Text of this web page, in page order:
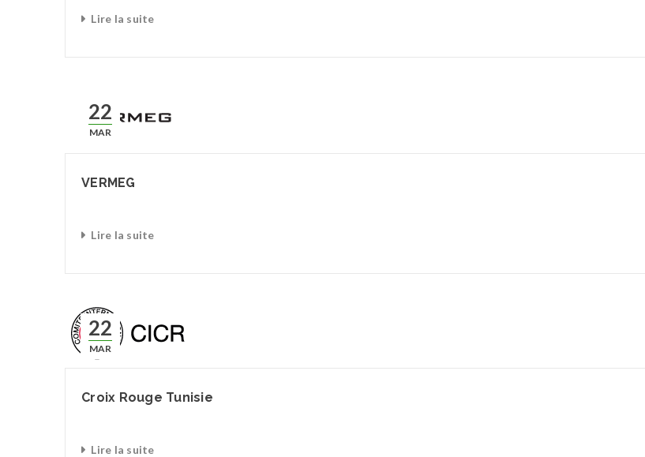
Lire la suite
22
MAR
VERMEG
Lire la suite
22
MAR
Croix Rouge Tunisie
Lire la suite